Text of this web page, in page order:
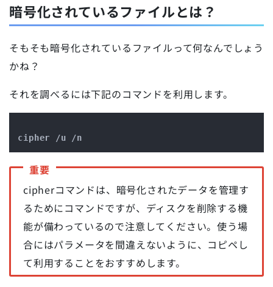
暗号化されているファイルとは？
そもそも暗号化されているファイルって何なんでしょう
かね？
それを調べるには下記のコマンドを利用します。
cipherコマンドは、暗号化されたデータを管理す
るためにコマンドですが、ディスクを削除する機
能が備わっているので注意してください。使う場
合にはパラメータを間違えないように、コピペし
て利用することをおすすめします。